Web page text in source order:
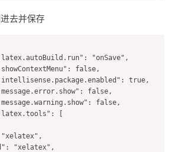
去并保存
"onSave",
false,
true,
false,
false,
[
"xelatex",